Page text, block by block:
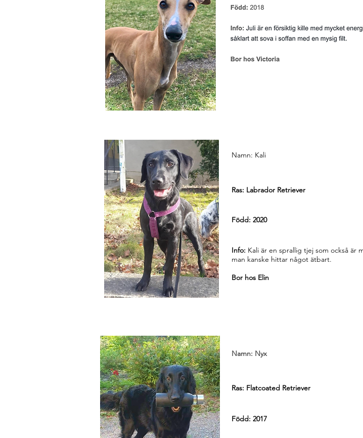
Namn: Kali
Ras: Labrador Retriever
Född: 2020
Info: Kali är en sprallig tjej som också är
man kanske hittar något ätbart.
Bor hos Elin
Namn: Nyx
Ras: Flatcoated Retriever
Född: 2017